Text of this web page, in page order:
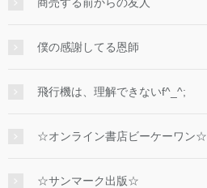
僕の感謝してる恩師
飛行機は、理解できないf^_^;
☆オンライン書店ビーケーワン☆
☆サンマーク出版☆